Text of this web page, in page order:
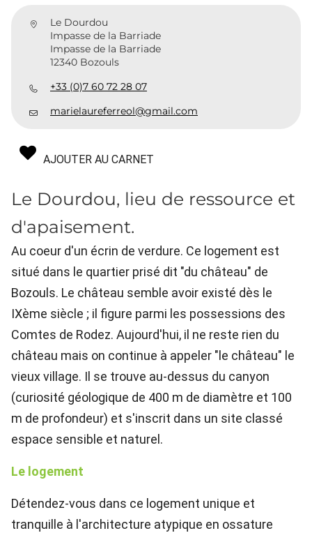
Le Dourdou
Impasse de la Barriade
Impasse de la Barriade
12340 Bozouls
+33 (0)7 60 72 28 07
marielaureferreol@gmail.com
AJOUTER AU CARNET
Le Dourdou, lieu de ressource et
d'apaisement.
Au coeur d'un écrin de verdure. Ce logement est
situé dans le quartier prisé dit "du château" de
Bozouls. Le château semble avoir existé dès le
IXème siècle ; il figure parmi les possessions des
Comtes de Rodez. Aujourd'hui, il ne reste rien du
château mais on continue à appeler "le château" le
vieux village. Il se trouve au-dessus du canyon
(curiosité géologique de 400 m de diamètre et 100
m de profondeur) et s'inscrit dans un site classé
espace sensible et naturel.
Le logement
Détendez-vous dans ce logement unique et
tranquille à l'architecture atypique en ossature